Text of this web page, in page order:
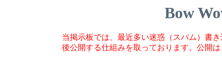
Bow
当掲示板では、最近多い迷惑（スパム）書
後公開する仕組みを取っております。公開